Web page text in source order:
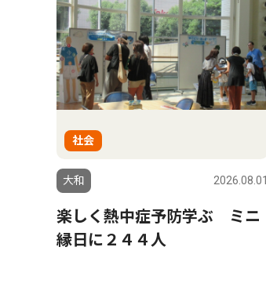
社会
大和 2026.08.01
楽しく熱中症予防学ぶ ミニ
縁日に２４４人